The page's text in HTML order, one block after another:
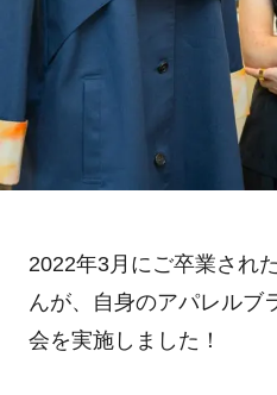
2022年3月にご卒業さ
んが、自身のアパレルブ
会を実施しました！